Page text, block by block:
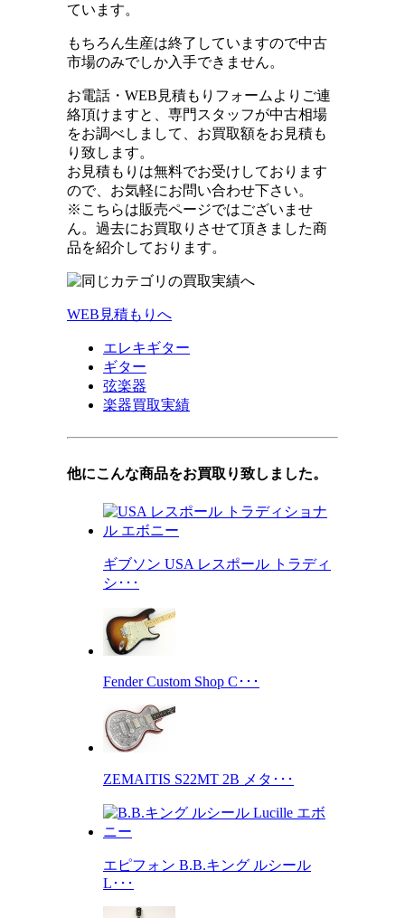
ています。
もちろん生産は終了していますので中古
市場のみでしか入手できません。
お電話・WEB見積もりフォームよりご連
絡頂けますと、専門スタッフが中古相場
をお調べしまして、お買取額をお見積も
り致します。
お見積もりは無料でお受けしております
ので、お気軽にお問い合わせ下さい。
※こちらは販売ページではございませ
ん。過去にお買取りさせて頂きました商
品を紹介しております。
WEB見積もりへ
エレキギター
ギター
弦楽器
楽器買取実績
他にこんな商品をお買取り致しました。
ギブソン USA レスポール トラディ
シ･･･
Fender Custom Shop C･･･
ZEMAITIS S22MT 2B メタ･･･
エピフォン B.B.キング ルシール
L･･･